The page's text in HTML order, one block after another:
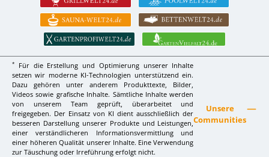
*
Für die Erstellung und Optimierung unserer Inhalte
setzen wir moderne KI-Technologien unterstützend ein.
Dazu gehören unter anderem Produkttexte, Bilder,
Videos sowie grafische Inhalte. Sämtliche Inhalte werden
von unserem Team geprüft, überarbeitet und
freigegeben. Der Einsatz von KI dient ausschließlich der
besseren Darstellung unserer Produkte und Leistungen,
einer verständlicheren Informationsvermittlung und
einer höheren Qualität unserer Inhalte. Eine Verwendung
zur Täuschung oder Irreführung erfolgt nicht.
Unsere
Communities